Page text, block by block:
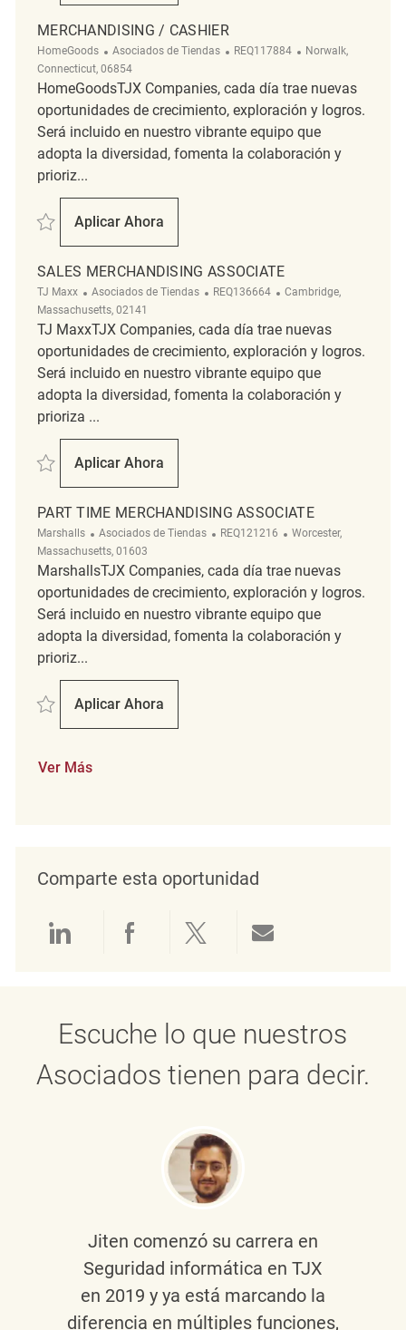
MERCHANDISING / CASHIER
HomeGoods Categoría
Asociados de Tiendas ReqId
REQ117884 Ubicación
Norwalk,
Connecticut, 06854
HomeGoodsTJX Companies, cada día trae nuevas
oportunidades de crecimiento, exploración y logros.
Será incluido en nuestro vibrante equipo que
adopta la diversidad, fomenta la colaboración y
prioriz...
Salvar merchandising / Cashier REQ117884
Aplicar Ahora
Merchandising / Cashier
SALES MERCHANDISING ASSOCIATE
TJ Maxx Categoría
Asociados de Tiendas ReqId
REQ136664 Ubicación
Cambridge,
Massachusetts, 02141
TJ MaxxTJX Companies, cada día trae nuevas
oportunidades de crecimiento, exploración y logros.
Será incluido en nuestro vibrante equipo que
adopta la diversidad, fomenta la colaboración y
prioriza ...
Salvar Sales Merchandising Associate REQ136664
Aplicar Ahora
Sales Merchandising Associate
PART TIME MERCHANDISING ASSOCIATE
Marshalls Categoría
Asociados de Tiendas ReqId
REQ121216 Ubicación
Worcester,
Massachusetts, 01603
MarshallsTJX Companies, cada día trae nuevas
oportunidades de crecimiento, exploración y logros.
Será incluido en nuestro vibrante equipo que
adopta la diversidad, fomenta la colaboración y
prioriz...
Salvar Part Time Merchandising Associate REQ121216
Aplicar Ahora
Part Time Merchandising Associate
Ver Más
Comparte esta oportunidad
Compartir a través de LinkedIn
Compartir a través de
Compartir a través
Escuche lo que nuestros
Asociados tienen para decir.
Jiten comenzó su carrera en
Seguridad informática en TJX
en 2019 y ya está marcando la
diferencia en múltiples funciones,